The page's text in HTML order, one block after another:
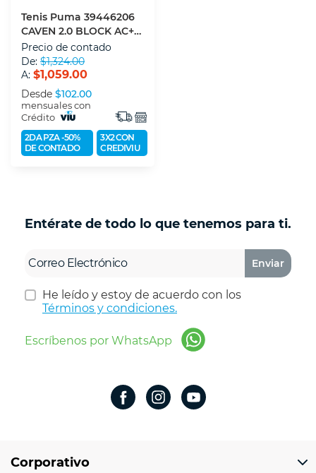
Tenis Puma 39446206
CAVEN 2.0 BLOCK AC+PS
Para Niño 21
Precio de contado
De: $1,324.00
A: $1,059.00
Desde $102.00
mensuales con
Crédito
2DA PZA -50%
DE CONTADO
3X2 CON
CREDIVIU
Entérate de todo lo que tenemos para ti.
Enviar
He leído y estoy de acuerdo con los
Términos y condiciones.
Escríbenos por WhatsApp
Corporativo